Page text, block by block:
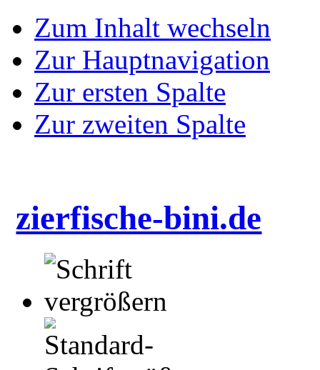
Zum Inhalt wechseln
Zur Hauptnavigation
Zur ersten Spalte
Zur zweiten Spalte
zierfische-bini.de